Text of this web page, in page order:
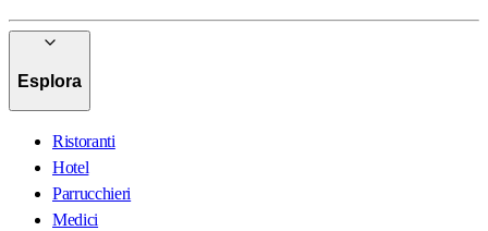
Esplora
Ristoranti
Hotel
Parrucchieri
Medici